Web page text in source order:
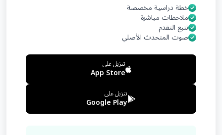
خطة دراسية مخصصة
ملاحظات مباشرة
تتبع التقدم
صوت المتحدث الأصلي
تنزيل على
App Store
تنزيل على
Google Play